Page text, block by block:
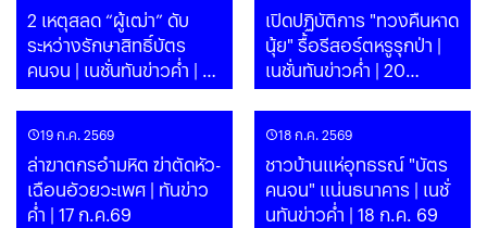
2 เหตุสลด “ผู้เฒ่า” ดับ
ระหว่างรักษาสิทธิ์บัตร
คนจน | เนชั่นทันข่าวค่ำ | 21
ก.ค.69 | PART
เปิดปฏิบัติการ "ทวงคืนหาด
นุ้ย" รื้อรีสอร์ตหรูรุกป่า |
เนชั่นทันข่าวค่ำ | 20
ก.ค.69 | PART
19 ก.ค. 2569
ล่าฆาตกรอำมหิต ฆ่าตัดหัว-
เฉือนอัวยวะเพศ | ทันข่าว
ค่ำ | 17 ก.ค.69
18 ก.ค. 2569
ชาวบ้านแห่อุทธรณ์ "บัตร
คนจน" แน่นธนาคาร | เนชั่
นทันข่าวค่ำ | 18 ก.ค. 69